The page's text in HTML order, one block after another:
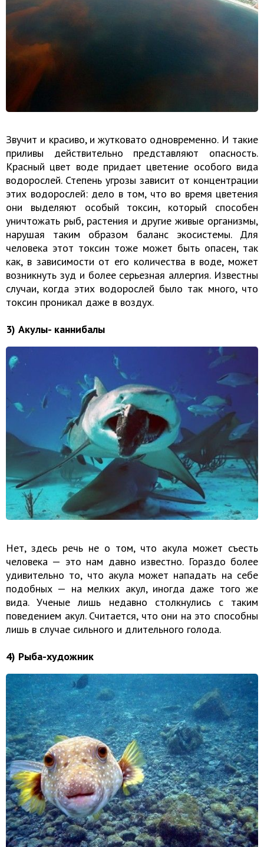
Звучит и красиво, и жутковато одновременно. И такие
приливы действительно представляют опасность.
Красный цвет воде придает цветение особого вида
водорослей. Степень угрозы зависит от концентрации
этих водорослей: дело в том, что во время цветения
они выделяют особый токсин, который способен
уничтожать рыб, растения и другие живые организмы,
нарушая таким образом баланс экосистемы. Для
человека этот токсин тоже может быть опасен, так
как, в зависимости от его количества в воде, может
возникнуть зуд и более серьезная аллергия. Известны
случаи, когда этих водорослей было так много, что
токсин проникал даже в воздух.
3) Акулы- каннибалы
Нет, здесь речь не о том, что акула может съесть
человека — это нам давно известно. Гораздо более
удивительно то, что акула может нападать на себе
подобных — на мелких акул, иногда даже того же
вида. Ученые лишь недавно столкнулись с таким
поведением акул. Считается, что они на это способны
лишь в случае сильного и длительного голода.
4) Рыба-художник